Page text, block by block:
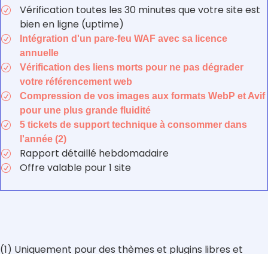
R
Vérification toutes les 30 minutes que votre site est
bien en ligne (uptime)
R
Intégration d'un pare-feu WAF avec sa licence
annuelle
R
Vérification des liens morts pour ne pas dégrader
votre référencement web
R
Compression de vos images aux formats WebP et Avif
pour une plus grande fluidité
R
5 tickets de support technique à consommer dans
l'année (2)
R Rapport détaillé hebdomadaire
R Offre valable pour 1 site
(1) Uniquement pour des thèmes et plugins libres et